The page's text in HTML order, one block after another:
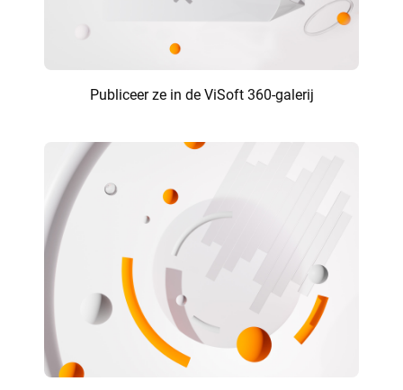
Publiceer ze in de ViSoft 360-galerij